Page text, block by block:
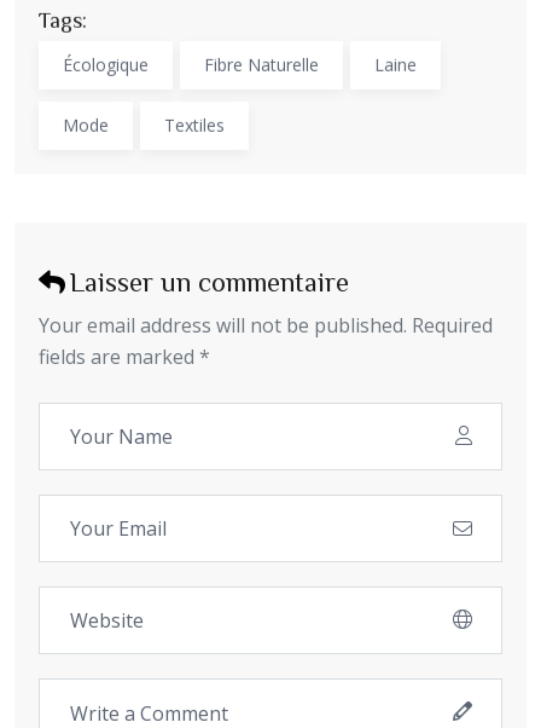
Tags:
Écologique Fibre Naturelle Laine
Mode Textiles
Laisser un commentaire
Your email address will not be published. Required
fields are marked *